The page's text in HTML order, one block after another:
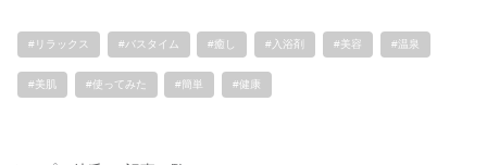
#リラックス #バスタイム #癒し #入浴剤 #美容 #温泉
#美肌 #使ってみた #簡単 #健康